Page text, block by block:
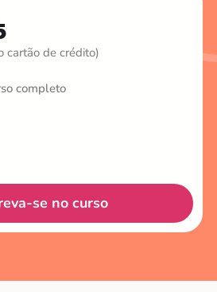
cartão de crédito)
completo
se no curso